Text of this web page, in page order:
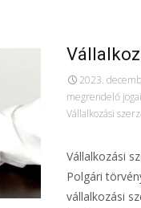
2023.
megrendelő jogai
Vállalkozási
Vállalkozási
Polgári
vállalkozási